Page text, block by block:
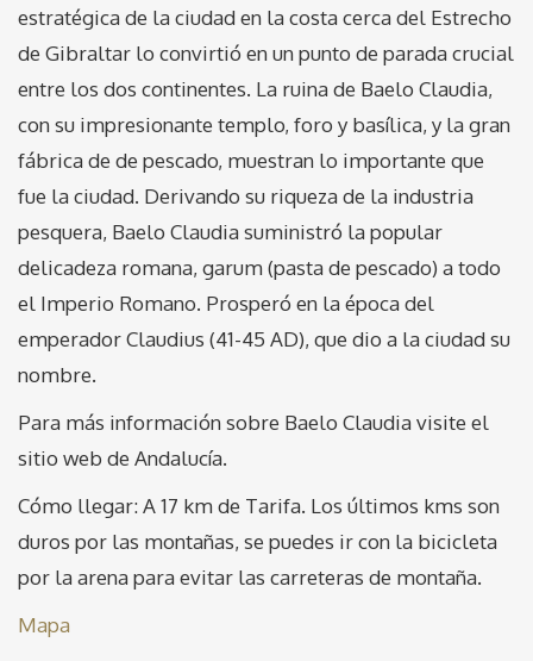
estratégica de la ciudad en la costa cerca del Estrecho
de Gibraltar lo convirtió en un punto de parada crucial
entre los dos continentes. La ruina de Baelo Claudia,
con su impresionante templo, foro y basílica, y la gran
fábrica de de pescado, muestran lo importante que
fue la ciudad. Derivando su riqueza de la industria
pesquera, Baelo Claudia suministró la popular
delicadeza romana, garum (pasta de pescado) a todo
el Imperio Romano. Prosperó en la época del
emperador Claudius (41-45 AD), que dio a la ciudad su
nombre.
Para más información sobre Baelo Claudia visite el
sitio web de Andalucía.
Cómo llegar: A 17 km de Tarifa. Los últimos kms son
duros por las montañas, se puedes ir con la bicicleta
por la arena para evitar las carreteras de montaña.
Mapa